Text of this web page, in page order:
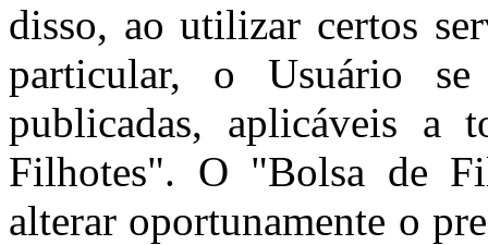
disso, ao utilizar certos
particular, o Usuário
publicadas, aplicáveis a
Filhotes". O "Bolsa de
alterar oportunamente o